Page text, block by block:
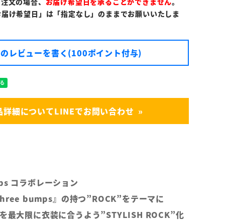
け希望日」は「指定なし」のままでお願いいたしま
レビューを書く(100ポイント付与)
詳細についてLINEでお問い合わせ
ラボレーション
bumps』の持つ”ROCK”をテーマに
最大限に衣装に合うよう”STYLISH ROCK”化